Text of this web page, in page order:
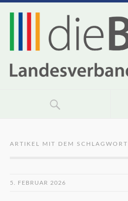
ARTIKEL MIT DEM SCHLAGWORT
5. FEBRUAR 2026